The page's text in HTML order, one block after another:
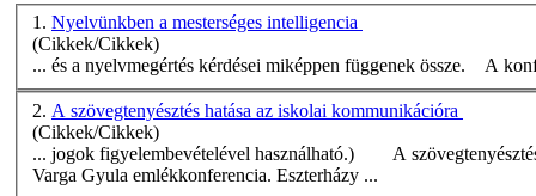
1. Nyelvünkben a mesterséges intelligencia
(Cikkek/Cikkek)
... és a nyelvmegértés kérdései miképpen függenek össze. A
2. A szövegtenyésztés hatása az iskolai kommunikációra
(Cikkek/Cikkek)
... jogok figyelembevételével használható.) A szövegtenyésztés hatása az iskolai kommunikációra. XVI. Tudatosság a kommunikációban,
Varga Gyula emlékkonferencia. Eszterházy ...